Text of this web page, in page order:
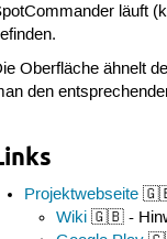
läuft
Oberfläche ähnelt
den
Projektwebseite
Wiki 🇬🇧 -